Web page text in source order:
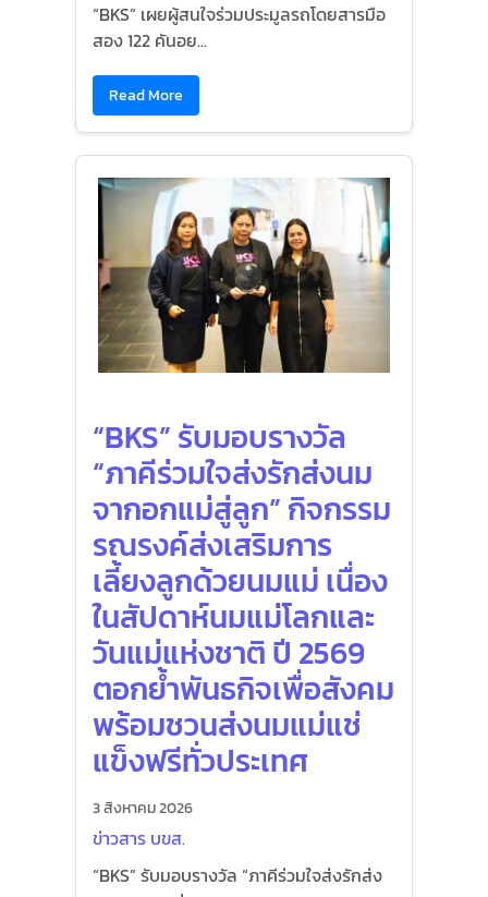
“BKS” เผยผู้สนใจร่วมประมูลรถโดยสารมือ
สอง 122 คันอย...
Read More
“BKS” รับมอบรางวัล
“ภาคีร่วมใจส่งรักส่งนม
จากอกแม่สู่ลูก” กิจกรรม
รณรงค์ส่งเสริมการ
เลี้ยงลูกด้วยนมแม่ เนื่อง
ในสัปดาห์นมแม่โลกและ
วันแม่แห่งชาติ ปี 2569
ตอกย้ำพันธกิจเพื่อสังคม
พร้อมชวนส่งนมแม่แช่
แข็งฟรีทั่วประเทศ
3 สิงหาคม 2026
ข่าวสาร บขส.
“BKS” รับมอบรางวัล “ภาคีร่วมใจส่งรักส่ง